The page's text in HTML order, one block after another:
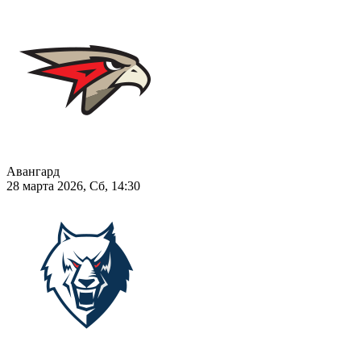
Авангард
28 марта 2026, Сб, 14:30